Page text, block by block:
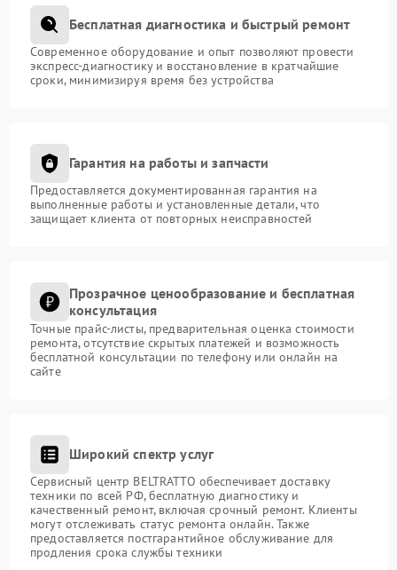
Бесплатная диагностика и быстрый ремонт
Современное оборудование и опыт позволяют провести
экспресс-диагностику и восстановление в кратчайшие
сроки, минимизируя время без устройства
Гарантия на работы и запчасти
Предоставляется документированная гарантия на
выполненные работы и установленные детали, что
защищает клиента от повторных неисправностей
Прозрачное ценообразование и бесплатная
консультация
Точные прайс-листы, предварительная оценка стоимости
ремонта, отсутствие скрытых платежей и возможность
бесплатной консультации по телефону или онлайн на
сайте
Широкий спектр услуг
Сервисный центр BELTRATTO обеспечивает доставку
техники по всей РФ, бесплатную диагностику и
качественный ремонт, включая срочный ремонт. Клиенты
могут отслеживать статус ремонта онлайн. Также
предоставляется постгарантийное обслуживание для
продления срока службы техники